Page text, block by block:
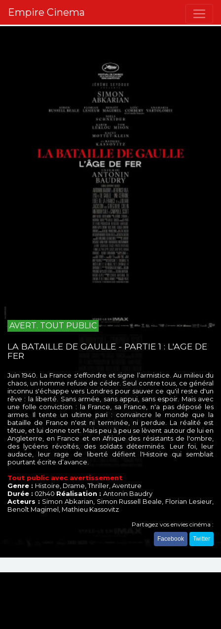
Empire Cinema
AVERT. TOUT PUBLIC
LA BATAILLE DE GAULLE - PARTIE 1 : L'AGE DE
FER
Juin 1940. La France s'effondre et signe l’armistice. Au milieu du
chaos, un homme refuse de céder. Seul contre tous, ce général
inconnu s'échappe vers Londres pour sauver ce qu'il reste d'un
rêve : la liberté. Sans armée, sans appui, sans espoir. Mais avec
une folle conviction : la France, sa France, n'a pas déposé les
armes. Il tente un ultime pari : convaincre le monde que la
bataille de France n'est ni terminée, ni perdue. La réalité est
têtue, et lui donne tort. Mais peu à peu se lèvent autour de lui en
Angleterre, en France et en Afrique des résistants de l'ombre,
des lycéens révoltés, des soldats déterminés. Leur foi, leur
audace, leur rage de liberté défient l'Histoire qui semblait
pourtant écrite d’avance.
Tout public avec avertissement
Genre : Histoire, Drame, Thriller, Aventure
Durée : 02h40 Réalisation : Antonin Baudry
Acteurs : Simon Abkarian, Simon Russell Beale, Florian Lesieur,
Benoît Magimel, Mathieu Kassovitz
Partagez vos envies cinéma :
Facebook Twitter